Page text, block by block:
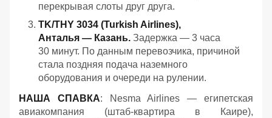
перекрывая слоты друг друга.
TK/THY 3034 (Turkish Airlines),
Анталья — Казань. Задержка — 3 часа
30 минут. По данным перевозчика, причиной
стала поздняя подача наземного
оборудования и очереди на рулении.
НАША СПАВКА: Nesma Airlines — египетская
авиакомпания (штаб-квартира в Каире),